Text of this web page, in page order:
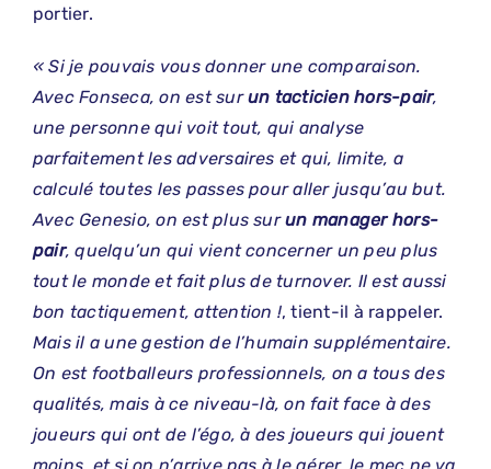
portier.
« Si je pouvais vous donner une comparaison.
Avec Fonseca, on est surun tacticien hors-pair,
une personne qui voit tout, qui analyse
parfaitement les adversaires et qui, limite, a
calculé toutes les passes pour aller jusqu’au but.
Avec Genesio, on est plus surun manager hors-
pair, quelqu’un qui vient concerner un peu plus
tout le monde et fait plus de turnover. Il est aussi
bon tactiquement, attention !, tient-il à rappeler.
Mais il a une gestion de l’humain supplémentaire.
On est footballeurs professionnels, on a tous des
qualités, mais à ce niveau-là, on fait face à des
joueurs qui ont de l’égo, à des joueurs qui jouent
moins, et si on n’arrive pas à le gérer, le mec ne va